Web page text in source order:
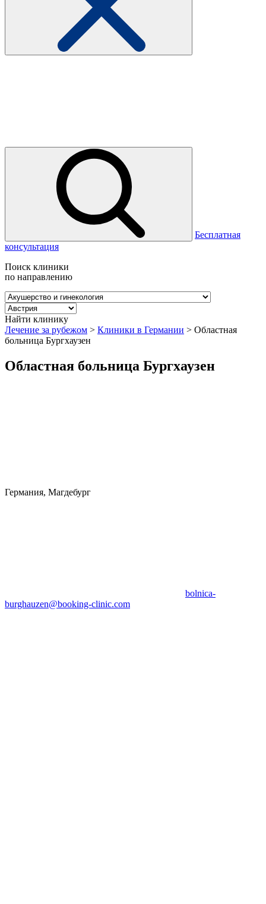
Бесплатная
консультация
Поиск клиники
по направлению
Найти клинику
Лечение за рубежом > Клиники в Германии > Областная
больница Бургхаузен
Областная больница Бургхаузен
Германия, Магдебург
bolnica-
burghauzen@booking-clinic.com